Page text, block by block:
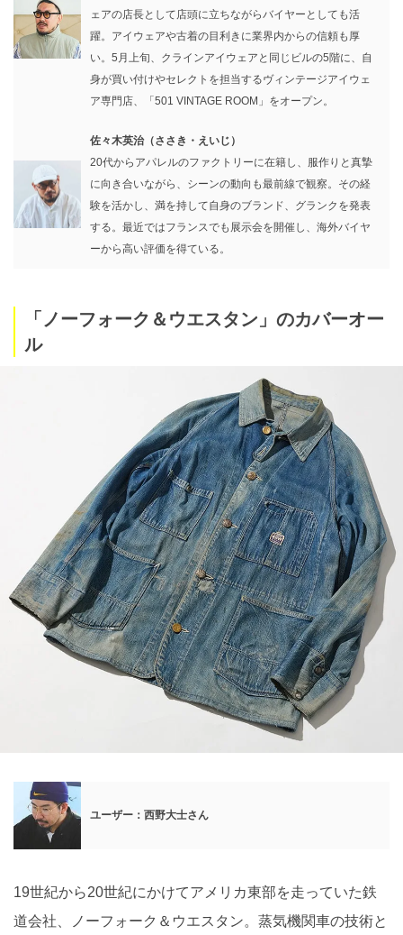
ェアの店長として店頭に立ちながらバイヤーとしても活
躍。アイウェアや古着の目利きに業界内からの信頼も厚
い。5月上旬、クラインアイウェアと同じビルの5階に、自
身が買い付けやセレクトを担当するヴィンテージアイウェ
ア専門店、「501 VINTAGE ROOM」をオープン。
佐々木英治（ささき・えいじ）
20代からアパレルのファクトリーに在籍し、服作りと真摯
に向き合いながら、シーンの動向も最前線で観察。その経
験を活かし、満を持して自身のブランド、グランクを発表
する。最近ではフランスでも展示会を開催し、海外バイヤ
ーから高い評価を得ている。
「ノーフォーク＆ウエスタン」のカバーオー
ル
ユーザー：西野大士さん
19世紀から20世紀にかけてアメリカ東部を走っていた鉄
道会社、ノーフォーク＆ウエスタン。蒸気機関車の技術と